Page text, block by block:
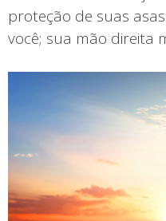
proteção de suas
você; sua mão direita